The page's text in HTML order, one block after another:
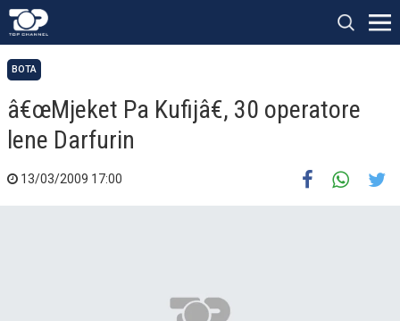
BOTA
â€œMjeket Pa Kufijâ€, 30 operatore
lene Darfurin
13/03/2009 17:00